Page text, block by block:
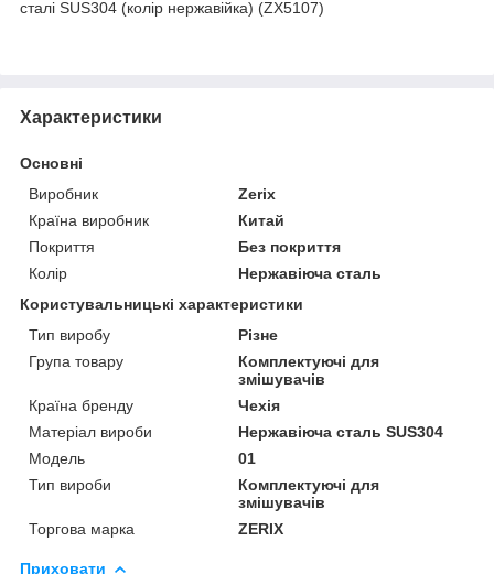
сталі SUS304 (колір нержавійка) (ZX5107)
Характеристики
Основні
Виробник
Zerix
Країна виробник
Китай
Покриття
Без покриття
Колір
Нержавіюча сталь
Користувальницькі характеристики
Тип виробу
Різне
Група товару
Комплектуючі для
змішувачів
Країна бренду
Чехія
Матеріал вироби
Нержавіюча сталь SUS304
Мoдель
01
Тип вироби
Комплектуючі для
змішувачів
Торгова марка
ZERIX
Приховати